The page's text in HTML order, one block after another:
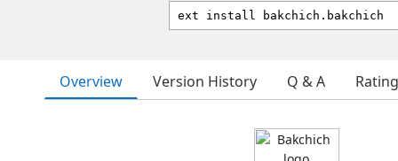
Overview Version History Q & A